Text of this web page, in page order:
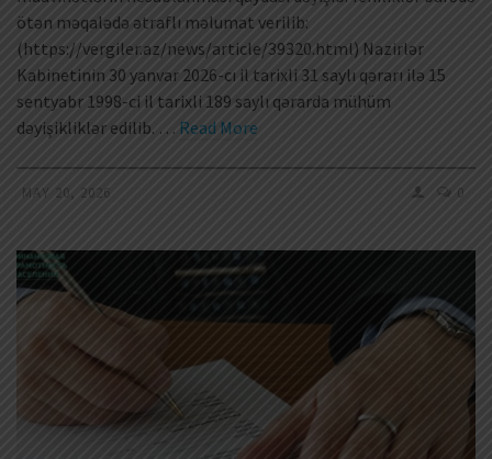
ötən məqalədə ətraflı məlumat verilib:
(https://vergiler.az/news/article/39320.html) Nazirlər
Kabinetinin 30 yanvar 2026-cı il tarixli 31 saylı qərarı ilə 15
sentyabr 1998-ci il tarixli 189 saylı qərarda mühüm
dəyişikliklər edilib. … Read More
MAY 20, 2026 0